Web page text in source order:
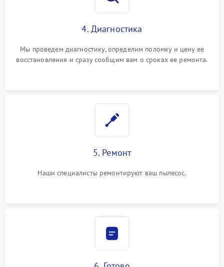
4. Диагностика
Мы проведем диагностику, определим поломку и цену ее
восстановления и сразу сообщим вам о сроках ее ремонта.
5. Ремонт
Наши специалисты ремонтируют ваш пылесос.